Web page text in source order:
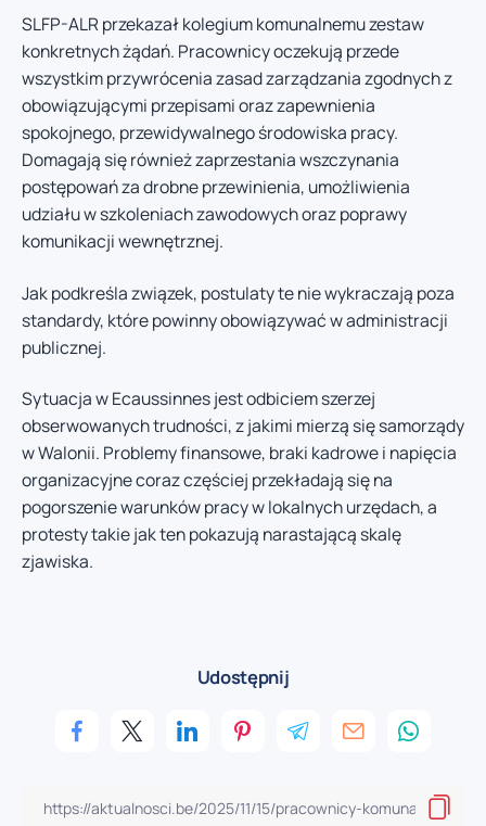
SLFP-ALR przekazał kolegium komunalnemu zestaw
konkretnych żądań. Pracownicy oczekują przede
wszystkim przywrócenia zasad zarządzania zgodnych z
obowiązującymi przepisami oraz zapewnienia
spokojnego, przewidywalnego środowiska pracy.
Domagają się również zaprzestania wszczynania
postępowań za drobne przewinienia, umożliwienia
udziału w szkoleniach zawodowych oraz poprawy
komunikacji wewnętrznej.
Jak podkreśla związek, postulaty te nie wykraczają poza
standardy, które powinny obowiązywać w administracji
publicznej.
Sytuacja w Ecaussinnes jest odbiciem szerzej
obserwowanych trudności, z jakimi mierzą się samorządy
w Walonii. Problemy finansowe, braki kadrowe i napięcia
organizacyjne coraz częściej przekładają się na
pogorszenie warunków pracy w lokalnych urzędach, a
protesty takie jak ten pokazują narastającą skalę
zjawiska.
Udostępnij